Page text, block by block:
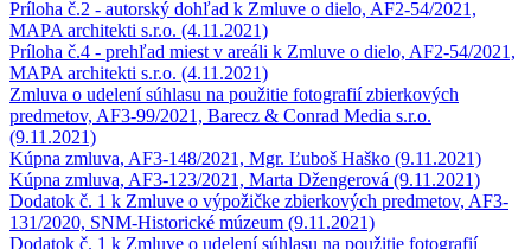
Príloha č.2 - autorský dohľad k Zmluve o dielo, AF2-54/2021,
MAPA architekti s.r.o. (4.11.2021)
Príloha č.4 - prehľad miest v areáli k Zmluve o dielo, AF2-54/2021,
MAPA architekti s.r.o. (4.11.2021)
Zmluva o udelení súhlasu na použitie fotografií zbierkových
predmetov, AF3-99/2021, Barecz & Conrad Media s.r.o.
(9.11.2021)
Kúpna zmluva, AF3-148/2021, Mgr. Ľuboš Haško (9.11.2021)
Kúpna zmluva, AF3-123/2021, Marta Džengerová (9.11.2021)
Dodatok č. 1 k Zmluve o výpožičke zbierkových predmetov, AF3-
131/2020, SNM-Historické múzeum (9.11.2021)
Dodatok č. 1 k Zmluve o udelení súhlasu na použitie fotografií